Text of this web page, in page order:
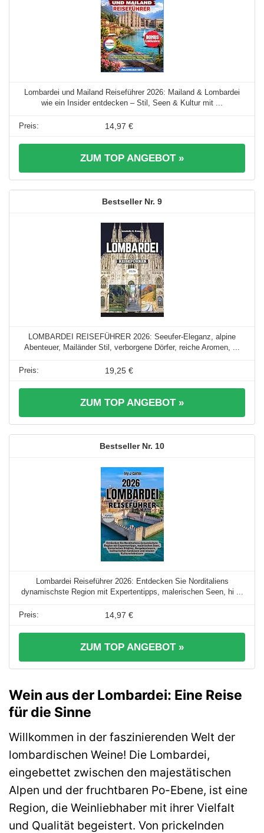
Lombardei und Mailand Reiseführer 2026: Mailand & Lombardei
wie ein Insider entdecken – Stil, Seen & Kultur mit ...
14,97 €
ZUM TOP ANGEBOT »
9
LOMBARDEI REISEFÜHRER 2026: Seeufer-Eleganz, alpine
Abenteuer, Mailänder Stil, verborgene Dörfer, reiche Aromen, ...
19,25 €
ZUM TOP ANGEBOT »
10
Lombardei Reiseführer 2026: Entdecken Sie Norditaliens
dynamischste Region mit Expertentipps, malerischen Seen, hi ...
14,97 €
ZUM TOP ANGEBOT »
Wein aus der Lombardei: Eine Reise
für die Sinne
Willkommen in der faszinierenden Welt der
lombardischen Weine! Die Lombardei,
eingebettet zwischen den majestätischen
Alpen und der fruchtbaren Po-Ebene, ist eine
Region, die Weinliebhaber mit ihrer Vielfalt
und Qualität begeistert. Von prickelnden